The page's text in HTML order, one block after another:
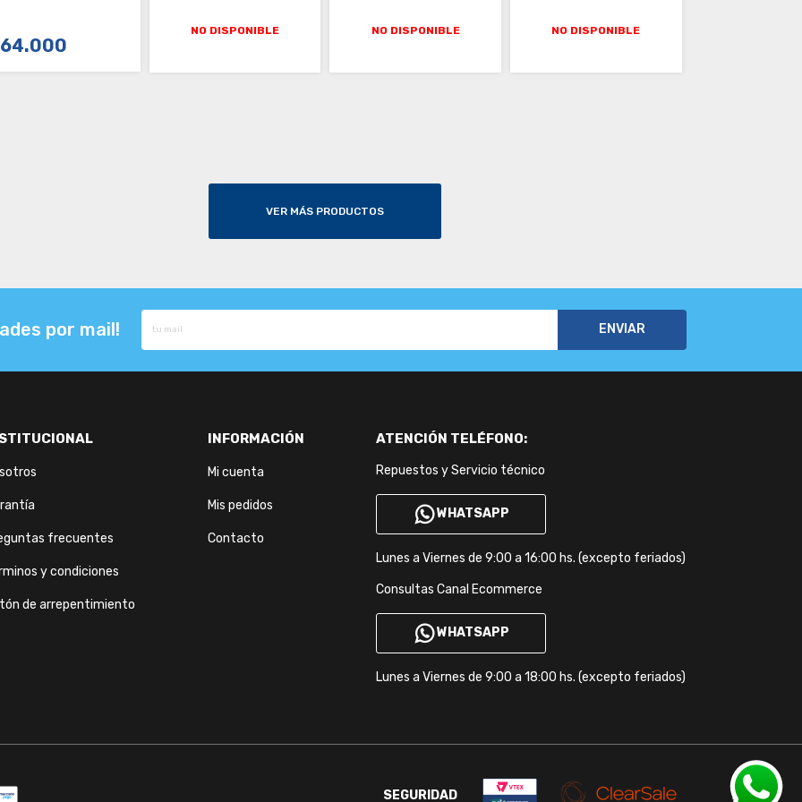
COMPRAR
NO DISPONIBLE NO DISPONIBLE NO DISPONIBLE
VER MÁS PRODUCTOS
por mail!
frecuentes
y condiciones
de arrepentimiento
INFORMACIÓN
Mi cuenta
Mis pedidos
Contacto
ATENCIÓN TELÉFONO:
Repuestos y Servicio técnico
WHATSAPP
Lunes a Viernes de 9:00 a 16:00 hs. (excepto feriados)
Consultas Canal Ecommerce
WHATSAPP
Lunes a Viernes de 9:00 a 18:00 hs. (excepto feriados)
SEGURIDAD